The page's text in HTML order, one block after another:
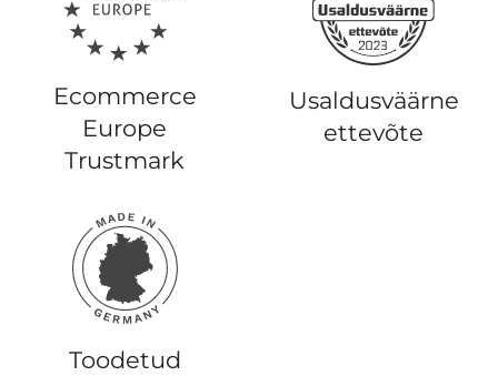
Ecommerce
Europe
Trustmark
Usaldusväärne
ettevõte
Toodetud